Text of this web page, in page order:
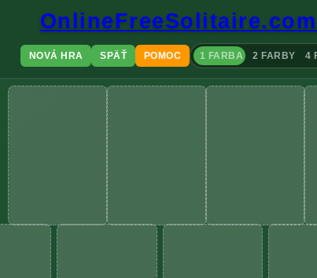
NOVÁ HRA SPÄŤ POMOC 1 FARBA 2 FARBY 4